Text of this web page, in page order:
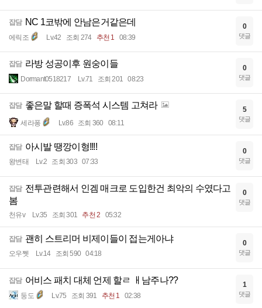
잡담 NC 1코밖에 안남은거같은데
에릭조 Lv.42 조회 274 추천 1 08:39
0
댓글
잡담 라방 성공이후 원숭이들
Dormant0518217 Lv.71 조회 201 08:23
0
댓글
잡담 좋은말 할때 증폭석 시스템 고쳐라
세라퐁 Lv.86 조회 360 08:11
5
댓글
잡담 아시발 땡깡이형!!!!
왕변태 Lv.2 조회 303 07:33
0
댓글
잡담 전투관련해서 인겜 매크로 도입한건 최악의 수였다고
봄
천유v Lv.35 조회 301 추천 2 05:32
0
댓글
잡담 괜히 스트리머 비제이들이 접는게아냐
오우쩻 Lv.14 조회 590 04:18
0
댓글
잡담 어비스 패치 대체 언제 할ㄹ ㅐ남주나??
둥도 Lv.75 조회 391 추천 1 02:38
1
댓글